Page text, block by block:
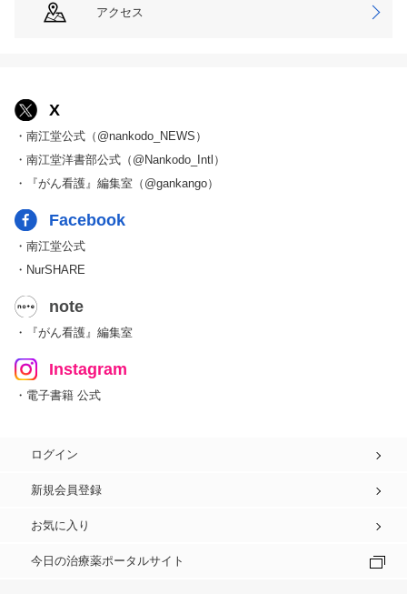
アクセス
X
・南江堂公式（@nankodo_NEWS）
・南江堂洋書部公式（@Nankodo_Intl）
・『がん看護』編集室（@gankango）
Facebook
・南江堂公式
・NurSHARE
note
・『がん看護』編集室
Instagram
・電子書籍 公式
ログイン
新規会員登録
お気に入り
今日の治療薬ポータルサイト